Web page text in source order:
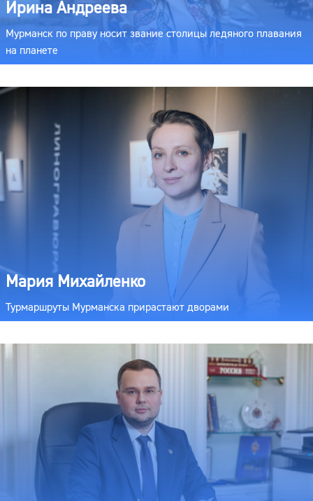
Ирина Андреева
Мурманск по праву носит звание столицы ледяного плавания
на планете
Мария Михайленко
Турмаршруты Мурманска прирастают дворами